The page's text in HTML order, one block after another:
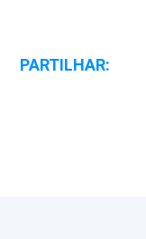
PARTILHAR: